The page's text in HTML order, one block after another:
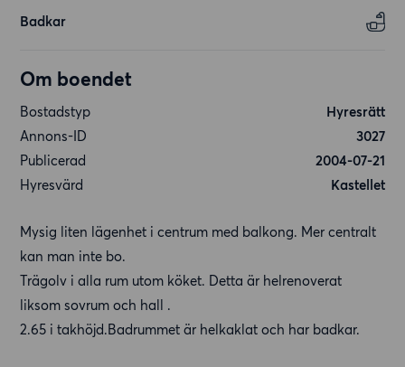
Badkar
Om boendet
Bostadstyp
Hyresrätt
Annons-ID
3027
Publicerad
2004-07-21
Hyresvärd
Kastellet
Mysig liten lägenhet i centrum med balkong. Mer centralt
kan man inte bo.
Trägolv i alla rum utom köket. Detta är helrenoverat
liksom sovrum och hall .
2.65 i takhöjd.Badrummet är helkaklat och har badkar.